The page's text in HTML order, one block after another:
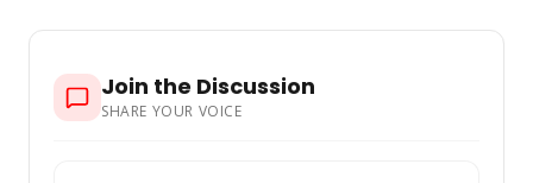
Join the Discussion
SHARE YOUR VOICE